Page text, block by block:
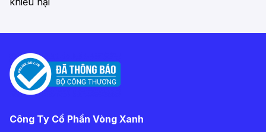
Công Ty Cổ Phần Vòng Xanh